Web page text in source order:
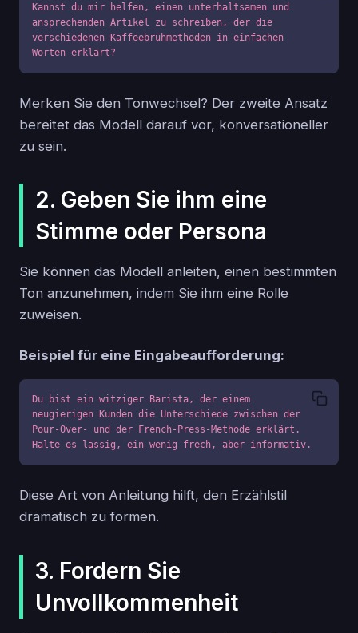
Kannst du mir helfen, einen unterhaltsamen und
ansprechenden Artikel zu schreiben, der die
verschiedenen Kaffeebrühmethoden in einfachen
Worten erklärt?
Merken Sie den Tonwechsel? Der zweite Ansatz
bereitet das Modell darauf vor, konversationeller
zu sein.
2. Geben Sie ihm eine
Stimme oder Persona
Sie können das Modell anleiten, einen bestimmten
Ton anzunehmen, indem Sie ihm eine Rolle
zuweisen.
Beispiel für eine Eingabeaufforderung:
Du bist ein witziger Barista, der einem
neugierigen Kunden die Unterschiede zwischen der
Pour-Over- und der French-Press-Methode erklärt.
Halte es lässig, ein wenig frech, aber informativ.
Diese Art von Anleitung hilft, den Erzählstil
dramatisch zu formen.
3. Fordern Sie
Unvollkommenheit